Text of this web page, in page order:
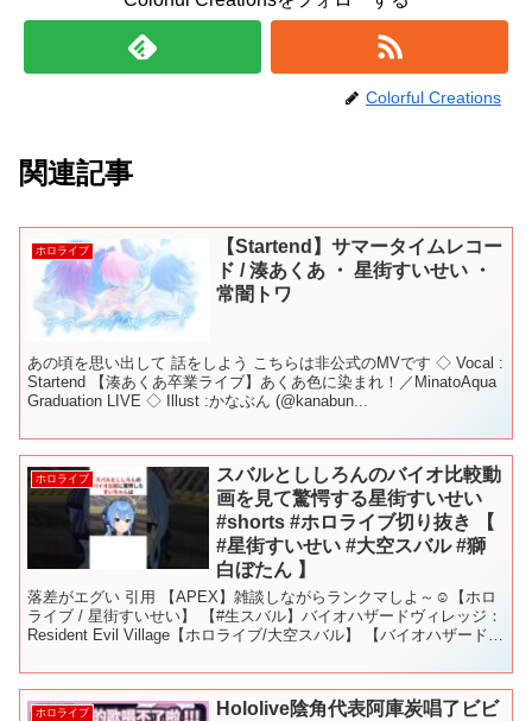
Colorful Creations
関連記事
ホロライブ
【Startend】サマータイムレコー
ド / 湊あくあ ・ 星街すいせい ・
常闇トワ
あの頃を思い出して 話をしよう こちらは非公式のMVです ◇ Vocal :
Startend 【湊あくあ卒業ライブ】あくあ色に染まれ！／MinatoAqua
Graduation LIVE ◇ Illust :かなぶん (@kanabun...
ホロライブ
スバルとししろんのバイオ比較動
画を見て驚愕する星街すいせい
#shorts #ホロライブ切り抜き 【
#星街すいせい #大空スバル #獅
白ぼたん 】
落差がエグい 引用 【APEX】雑談しながらランクマしよ～☺【ホロ
ライブ / 星街すいせい】 【#生スバル】バイオハザードヴィレッジ：
Resident Evil Village【ホロライブ/大空スバル】 【バイオハザードヴ
ホロライブ
Hololive陰角代表阿庫炭唱了ビビ